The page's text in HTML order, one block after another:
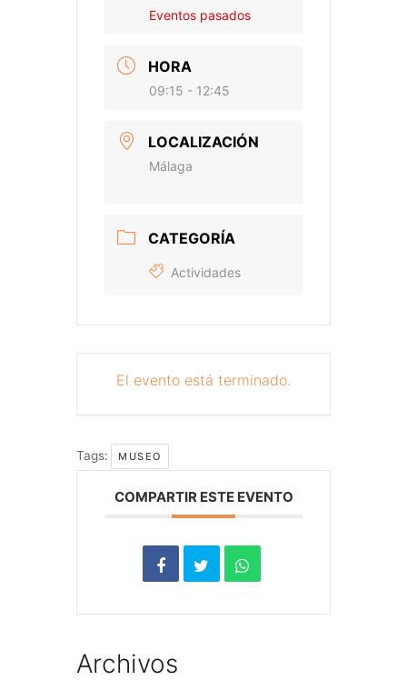
Eventos pasados
HORA
09:15 - 12:45
LOCALIZACIÓN
Málaga
CATEGORÍA
Actividades
El evento está terminado.
Tags: MUSEO
COMPARTIR ESTE EVENTO
Archivos